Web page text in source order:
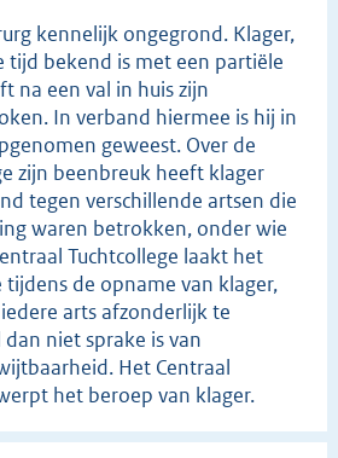
kennelijk ongegrond. Klager,
tijd bekend is met een partiële
na een val in huis zijn
In verband hiermee is hij in
geweest. Over de
zijn beenbreuk heeft klager
tegen verschillende artsen die
waren betrokken, onder wie
Tuchtcollege laakt het
tijdens de opname van klager,
arts afzonderlijk te
niet sprake is van
Het Centraal
het beroep van klager.